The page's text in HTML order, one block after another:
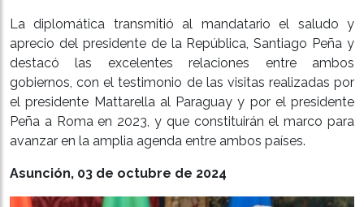
La diplomática transmitió al mandatario el saludo y
aprecio del presidente de la República, Santiago Peña y
destacó las excelentes relaciones entre ambos
gobiernos, con el testimonio de las visitas realizadas por
el presidente Mattarella al Paraguay y por el presidente
Peña a Roma en 2023, y que constituirán el marco para
avanzar en la amplia agenda entre ambos países.
Asunción, 03 de octubre de 2024